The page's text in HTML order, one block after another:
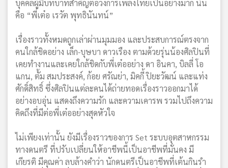
บุคคลผู้มีบทบาทสำคัญต่อวงการเพลงไทยเป็นอย่างมาก นั่น
คือ “พี่เต๋อ เรวัต พุทธินันทน์”
เรื่องราวทั้งหมดถูกเล่าผ่านมุมมอง และประสบการณ์ตรงจาก
คนใกล้ชิดอย่าง เล็ก-บุษบา ดาวเรือง ตามด้วยรุ่นน้องศิลปินที่
เคยทำงานและเคยใกล้ชิดกับพี่เต๋ออย่าง ดา อินคา, บิลลี่ โอ
แกน, ตั้ม สมประสงค์, ก้อย ศรัณย่า, มิคกี้ ปิยะวัฒน์ และแท่ง
ศักดิ์สิทธิ์ ซึ่งศิลปินแต่ละคนได้ถ่ายทอดเรื่องราวออกมาได้
อย่างอบอุ่น แสดงถึงความรัก และความเคารพ รวมไปถึงความ
คิดถึงที่มีต่อพี่เต๋ออย่างสุดหัวใจ
ไม่เพียงเท่านั้น ยังมีเรื่องราวของการ Set ระบบอุตสาหกรรม
ทางดนตรี ที่ปรับเปลี่ยนให้อาชีพนี้เป็นอาชีพที่มั่นคง มี
เกียรติ มีคุณค่า ลบล้างคำว่า นักดนตรีเป็นอาชีพที่เต้นกินรำ